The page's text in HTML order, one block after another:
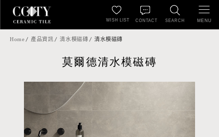
SEARCH
WISH LIST CONTACT MENU
Home 產品資訊 清水模磁磚 清水模磁磚
莫爾德清水模磁磚